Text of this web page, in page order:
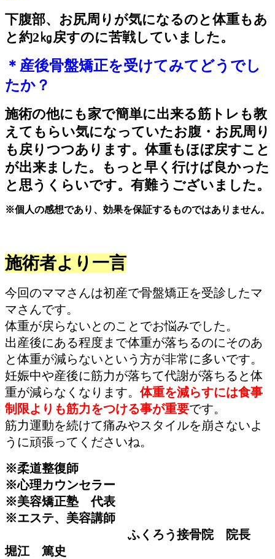
下腹部、お尻周りが気になるのと体重もあ
と約2㎏戻すのに苦戦していました。
＊産後骨盤矯正を受けてみてどうでし
たか？
施術の他にも家で簡単に出来る筋トレも教
えてもらい気になっていたお腹・お尻周り
も戻りつつあります。体重もほぼ戻すこと
が出来ました。もっと早く行けば良かった
と思うくらいです。有難うございました。
※個人の感想であり、効果を保証するものではありません。
施術者より一言
今回のママさんは初産で骨盤矯正を受診したマ
マさんです。
体重が戻らないとのことでお悩みでした。
出産後にある程度まで体重が落ちるのにそのあ
と体重が減らないという方が非常に多いです。
妊娠中や産後に筋力が落ちて代謝が落ちると体
重が減らなくなります。 体重を減らすには食事
制限よりも筋力をつける事が重要です。
筋力運動を続けて痛みやスタイルを崩さないよ
うに頑張ってくださいね。
※柔道整復師
※心理カウンセラー
※美容矯正塾 代表
※エステ、美容講師
ふくろう接骨院 院長
堀江 篤史